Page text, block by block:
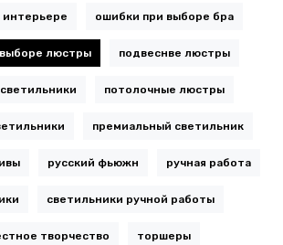
ошибки при выборе бра
люстры подвеснве люстры
потолочные люстры
премиальный светильник
русский фьюжн ручная работа
светильники ручной работы
творчество торшеры